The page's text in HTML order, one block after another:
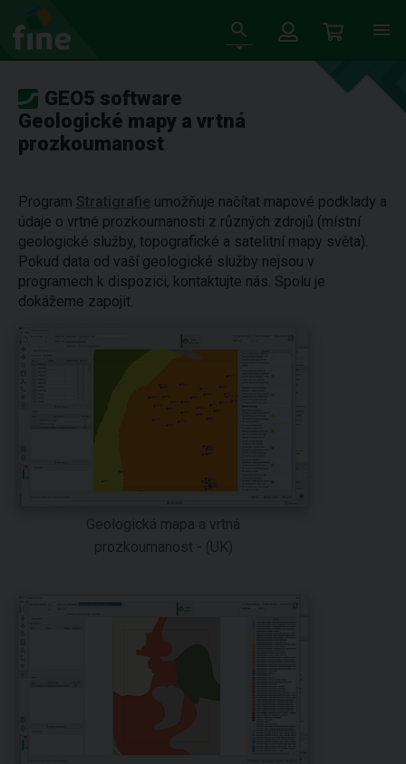
GEO5 software
Geologické mapy a vrtná
prozkoumanost
Program Stratigrafie umožňuje načítat mapové podklady a
údaje o vrtné prozkoumanosti z různých zdrojů (místní
geologické služby, topografické a satelitní mapy světa).
Pokud data od vaší geologické služby nejsou v
programech k dispozici, kontaktujte nás. Spolu je
dokážeme zapojit.
Geologická mapa a vrtná
prozkoumanost - (UK)